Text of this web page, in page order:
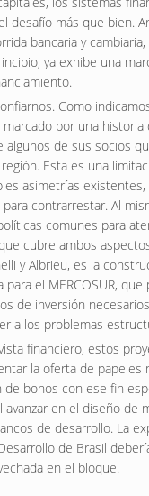
desafío más que bien.
bancaria y cambiaria,
ya exhibe una
Como
marcado por una
algunos de sus socios
Esta es una
asimetrías
contrarrestar. Al
comunes para
cubre ambos
y Albrieu, es la
el MERCOSUR,
de inversión
a los problemas
financiero, estos
la oferta de papeles
bonos con ese fin
en el diseño de
de desarrollo. La
de Brasil
en el bloque.